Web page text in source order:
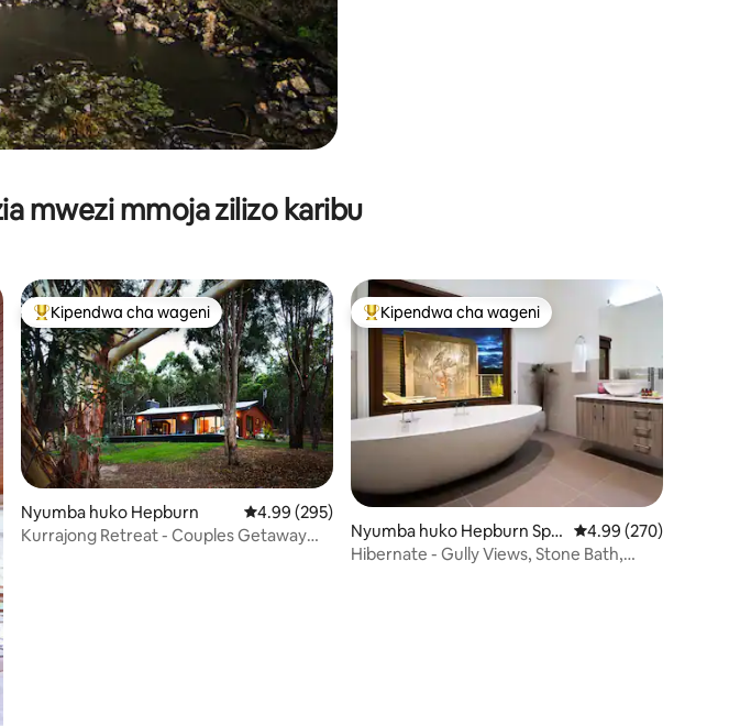
mwezi mmoja zilizo karibu
Kipendwa maarufu cha wageni
Kipendwa cha wageni
Nyumba huko Hepburn Ukadiriaji wa wastani wa 4.99 kati ya 5, tathmini 295
4.99 (295)
Kurrajong Retreat - Couples Getaway
Kipendwa maarufu cha wageni
Kipendwa cha wageni
Nyumba huko Hepburn Spri
ngs
Ukadiriaji wa wastani
4.99 (270)
Hibernate - Gully Views, Stone Bath,